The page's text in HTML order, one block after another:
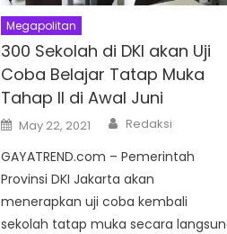
Megapolitan
300 Sekolah di DKI akan Uji
Coba Belajar Tatap Muka
Tahap II di Awal Juni
Posted
on
May 22, 2021 Author
Redaksi
GAYATREND.com – Pemerintah
Provinsi DKI Jakarta akan
menerapkan uji coba kembali
sekolah tatap muka secara